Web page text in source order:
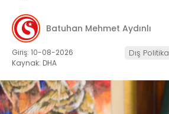
Batuhan Mehmet Aydınlı
Giriş: 10-08-2026
Kaynak: DHA
Dış Politika